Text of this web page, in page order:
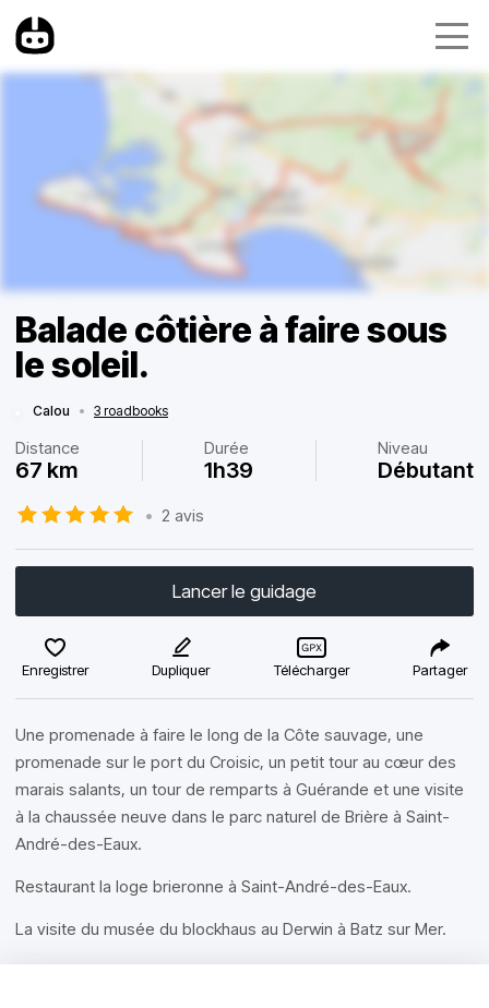
Balade côtière à faire sous
le soleil.
Calou • 3 roadbooks
Distance
67 km
Durée
1h39
Niveau
Débutant
• 2 avis
Lancer le guidage
Enregistrer Dupliquer Télécharger Partager
Une promenade à faire le long de la Côte sauvage, une
promenade sur le port du Croisic, un petit tour au cœur des
marais salants, un tour de remparts à Guérande et une visite
à la chaussée neuve dans le parc naturel de Brière à Saint-
André-des-Eaux.
Restaurant la loge brieronne à Saint-André-des-Eaux.
La visite du musée du blockhaus au Derwin à Batz sur Mer.